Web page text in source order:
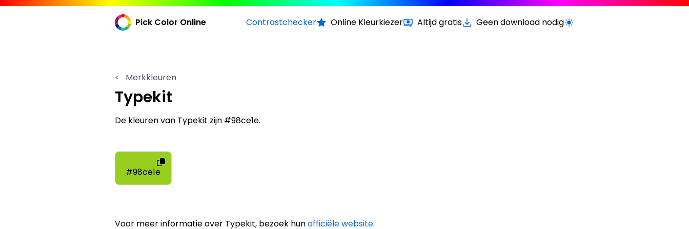
Pick Color Online Contrastchecker Online Kleurkiezer Altijd gratis Geen download nodigSchakel licht/donker modus
< Merkkleuren
Typekit
De kleuren van Typekit zijn #98ce1e.
#98ce1e
Voor meer informatie over Typekit, bezoek hunofficiële website.